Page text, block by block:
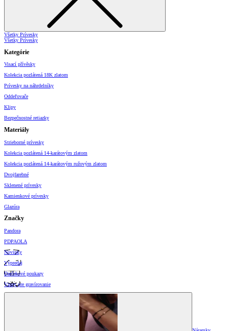
Všetky Prívesky
Všetky Prívesky
Kategórie
Visací přívěsky
Kolekcia pozlátená 18K zlatom
Prívesky na náhrdelníky
Oddeľovače
Klipy
Bezpečnostné retiazky
Materiály
Strieborné prívesky
Kolekcia pozlátená 14-karátovým zlatom
Kolekcia pozlátená 14-karátovým ružovým zlatom
Dvojfarebné
Sklenené prívesky
Kamienkové prívesky
Glazúra
Značky
Pandora
PDPAOLA
Novinky
Výpredaj
Darčekové poukazy
Vzory pre gravírovanie